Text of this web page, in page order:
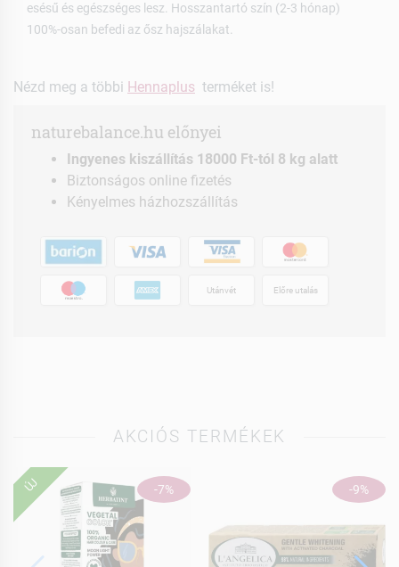
esésű és egészséges lesz. Hosszantartó szín (2-3 hónap)
100%-osan befedi az ősz hajszálakat.
Nézd meg a többi Hennaplus terméket is!
naturebalance.hu előnyei
Ingyenes kiszállítás 18000 Ft-tól 8 kg alatt
Biztonságos online fizetés
Kényelmes házhozszállítás
Utánvét Előre utalás
AKCIÓS TERMÉKEK
-7%
ÚJ -9%